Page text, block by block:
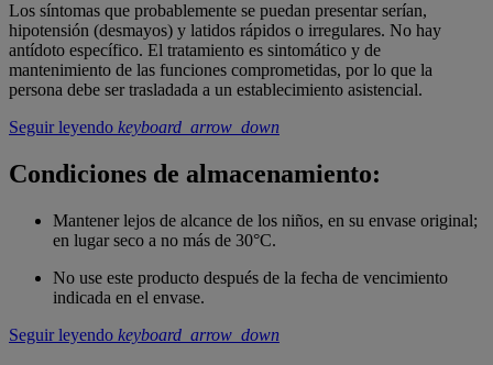
Los síntomas que probablemente se puedan presentar serían,
hipotensión (desmayos) y latidos rápidos o irregulares. No hay
antídoto específico. El tratamiento es sintomático y de
mantenimiento de las funciones comprometidas, por lo que la
persona debe ser trasladada a un establecimiento asistencial.
Seguir leyendo keyboard_arrow_down
Condiciones de almacenamiento:
Mantener lejos de alcance de los niños, en su envase original;
en lugar seco a no más de 30°C.
No use este producto después de la fecha de vencimiento
indicada en el envase.
Seguir leyendo keyboard_arrow_down